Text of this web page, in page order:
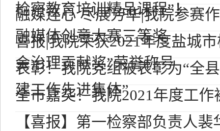
检察教育培训精品课程”！
融媒连心 尽展芳华|我院参赛
融媒体创意大赛三等奖
喜报|我院荣获2021年度盐城
会治理贡献奖”荣誉称号
表彰！我院党组被表彰为“全
建工作先进集体”
全市嘉奖！我院2021年度工
【喜报】第一检察部负责人